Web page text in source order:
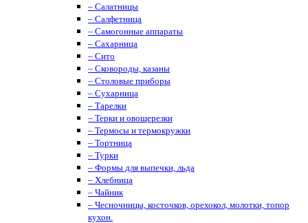
– Салатницы
– Салфетница
– Самогонные аппараты
– Сахарница
– Сито
– Сковороды, казаны
– Столовые приборы
– Сухарница
– Тарелки
– Терки и овощерезки
– Термосы и термокружки
– Тортница
– Турки
– Формы для выпечки, льда
– Хлебница
– Чайник
– Чесночницы, косточков, орехокол, молотки, топор
кухон.